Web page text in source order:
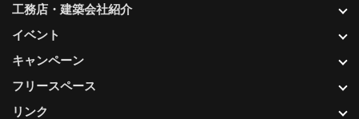
工務店・建築会社紹介
イベント
キャンペーン
フリースペース
リンク